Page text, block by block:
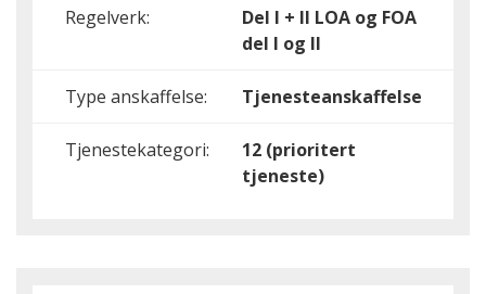
Regelverk: Del I + II LOA og FOA
del I og II
Type anskaffelse: Tjenesteanskaffelse
Tjenestekategori:
12 (prioritert
tjeneste)